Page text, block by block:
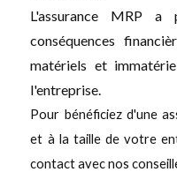
L'assurance MRP
conséquences
matériels et
l'entreprise.
Pour bénéficiez d'une
et à la taille de votre
contact avec nos